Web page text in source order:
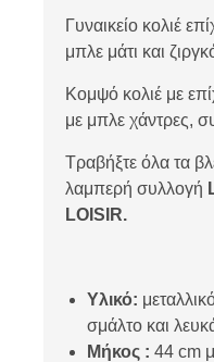
Γυναικείο κολιέ
μπλε μάτι και
Κομψό κολιέ με
με μπλε χάντρες,
Τραβήξτε όλα τα
λαμπερή συλλογή
LOISIR.
Υλικό:
σμάλτο και
Μήκος : 44 cm